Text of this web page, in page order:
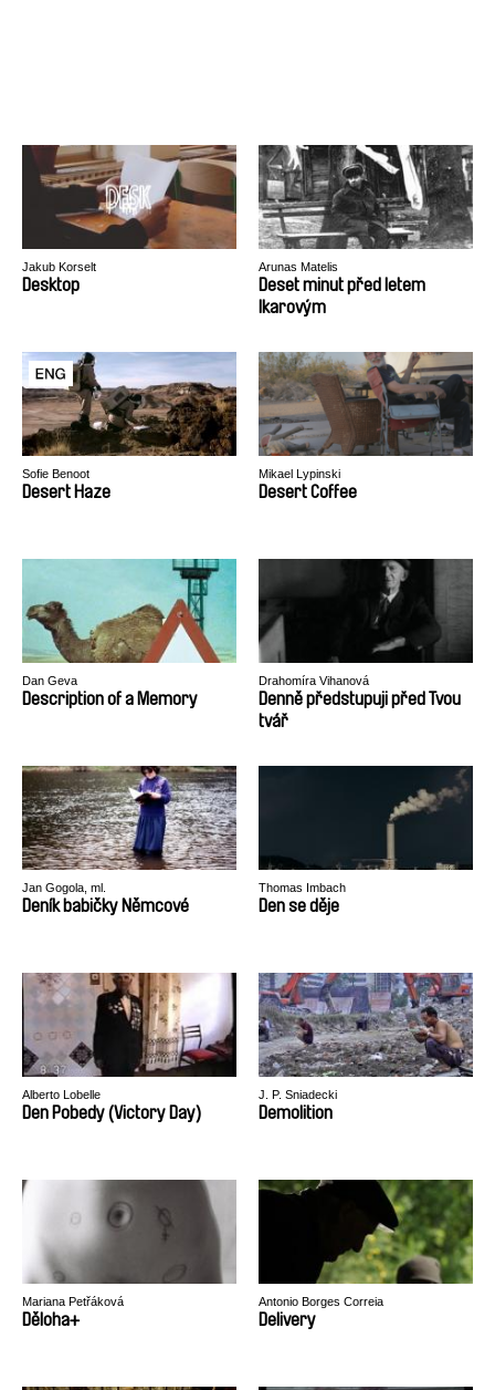
Jakub Korselt
Desktop
Arunas Matelis
Deset minut před letem
Ikarovým
Sofie Benoot
Desert Haze
Mikael Lypinski
Desert Coffee
Dan Geva
Description of a Memory
Drahomíra Vihanová
Denně předstupuji před Tvou
tvář
Jan Gogola, ml.
Deník babičky Němcové
Thomas Imbach
Den se děje
Alberto Lobelle
Den Pobedy (Victory Day)
J. P. Sniadecki
Demolition
Mariana Petřáková
Děloha+
Antonio Borges Correia
Delivery